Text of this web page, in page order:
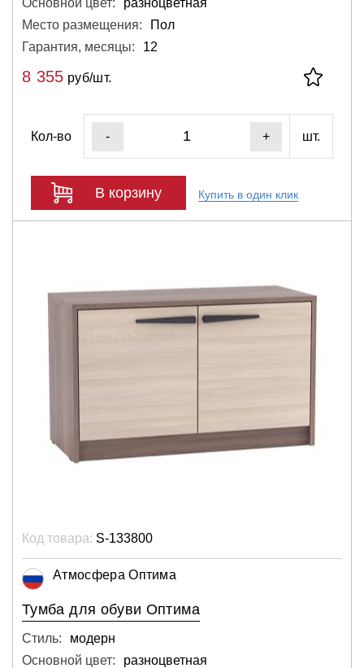
Основной цвет:
разноцветная
Место размещения:
Пол
Гарантия, месяцы:
12
8 355 руб/шт.
Кол-во - + шт.
В корзину Купить в один клик
Код товара: S-133800
Атмосфера Оптима
Тумба для обуви Оптима
Стиль:
модерн
Основной цвет:
разноцветная